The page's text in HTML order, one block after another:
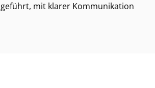
mit klarer Kommunikation